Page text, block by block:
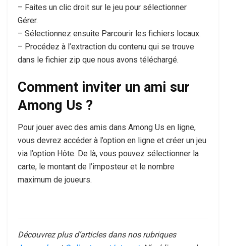
– Faites un clic droit sur le jeu pour sélectionner
Gérer.
– Sélectionnez ensuite Parcourir les fichiers locaux.
– Procédez à l’extraction du contenu qui se trouve
dans le fichier zip que nous avons téléchargé.
Comment inviter un ami sur
Among Us ?
Pour jouer avec des amis dans Among Us en ligne,
vous devrez accéder à l’option en ligne et créer un jeu
via l’option Hôte. De là, vous pouvez sélectionner la
carte, le montant de l’imposteur et le nombre
maximum de joueurs.
Découvrez plus d’articles dans nos rubriques